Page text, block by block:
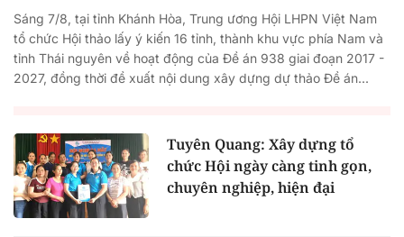
Sáng 7/8, tại tỉnh Khánh Hòa, Trung ương Hội LHPN Việt Nam
tổ chức Hội thảo lấy ý kiến 16 tỉnh, thành khu vực phía Nam và
tỉnh Thái nguyên về hoạt động của Đề án 938 giai đoạn 2017 -
2027, đồng thời đề xuất nội dung xây dựng dự thảo Đề án...
Tuyên Quang: Xây dựng tổ
chức Hội ngày càng tinh gọn,
chuyên nghiệp, hiện đại